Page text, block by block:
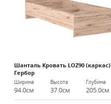
Шанталь Кровать LOZ90 (каркас)
Гербор
Ширина
94.0см
Высота
37.0см
Глубина
205.0см